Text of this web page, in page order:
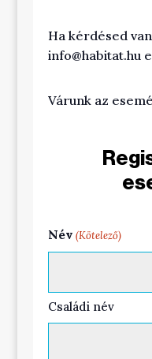
Ha kérdésed
info@habitat.hu
Várunk az
Név (Kötelező)
Családi név